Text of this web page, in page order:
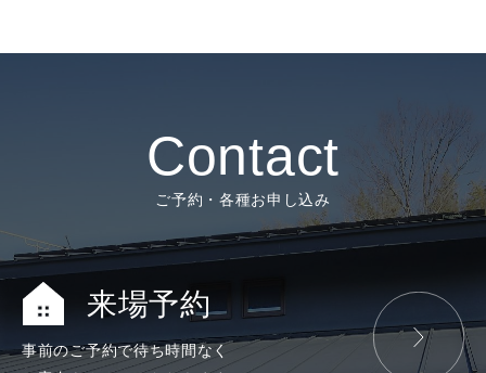
Contact
ご予約・各種お申し込み
来場予約
事前のご予約で待ち時間なく